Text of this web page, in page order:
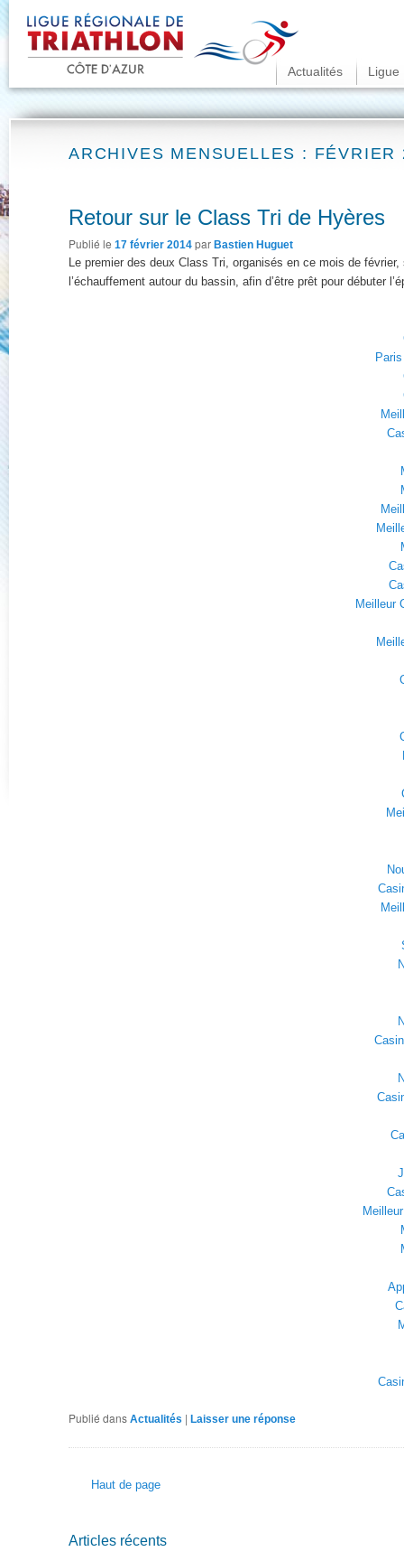
Menu principal
Aller au contenu
Aller au contenu
Actualités Ligue
ARCHIVES MENSUELLES : FÉVRIER
Retour sur le Class Tri de Hyères
Publié le 17 février 2014 par Bastien Huguet
Le premier des deux Class Tri, organisés en ce mois de
l’échauffement autour du bassin, afin d’être prêt pour débuter
Meilleur
Publié dans Actualités | Laisser une réponse
Haut de page
Articles récents